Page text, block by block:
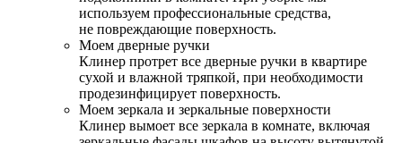
используем профессиональные средства,
не повреждающие поверхность.
Моем дверные ручки
Клинер протрет все дверные ручки в квартире
сухой и влажной тряпкой, при необходимости
продезинфицирует поверхность.
Моем зеркала и зеркальные поверхности
Клинер вымоет все зеркала в комнате, включая